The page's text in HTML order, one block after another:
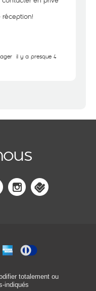
réception!
il y a presque 4
totalement ou
indiqués